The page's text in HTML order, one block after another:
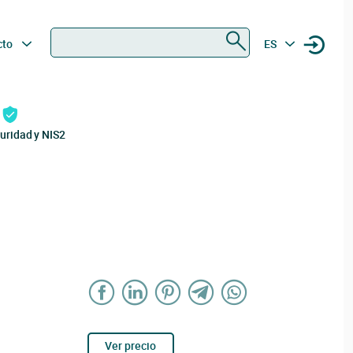
ES
y NIS2
Ver precio